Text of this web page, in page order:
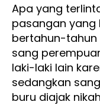
Apa yang
pasangan yang
bertahun-tahun
sang
laki-laki lain
sedangkan
buru diajak